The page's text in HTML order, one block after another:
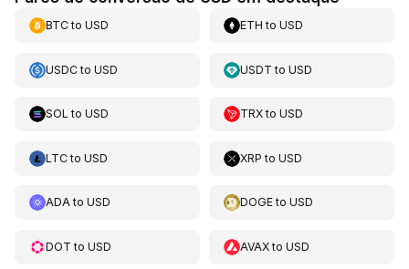
BTCto USD ETH toUSD
USDCto USD USDT toUSD
SOL to USD TRXtoUSD
LTCto USD XRP toUSD
ADAto USD DOGEtoUSD
DOT to USD AVAXtoUSD